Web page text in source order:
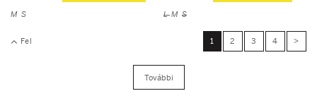
M S LM S
Fel 1 2 3 4 >
További